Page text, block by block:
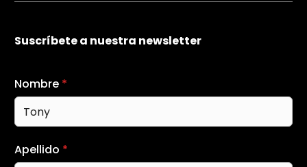
Suscríbete a nuestra newsletter
Nombre *
Apellido *